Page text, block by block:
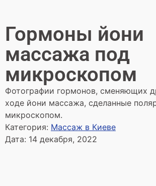
Гормоны йони
массажа под
микроскопом
Фотографии гормонов, сменяющих
ходе йони массажа, сделанные
микроскопом.
Категория: Массаж в Киеве
Дата: 14 декабря, 2022